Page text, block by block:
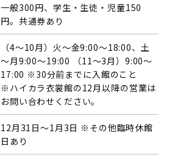
一般300円、学生・生徒・児童150
円。共通券あり
（4～10月）火～金9:00～18:00、土
～月9:00～19:00 （11～3月）9:00～
17:00 ※30分前までに入館のこと
※ハイカラ衣裳館の12月以降の営業は
お問い合わせください。
12月31日～1月3日 ※その他臨時休館
日あり